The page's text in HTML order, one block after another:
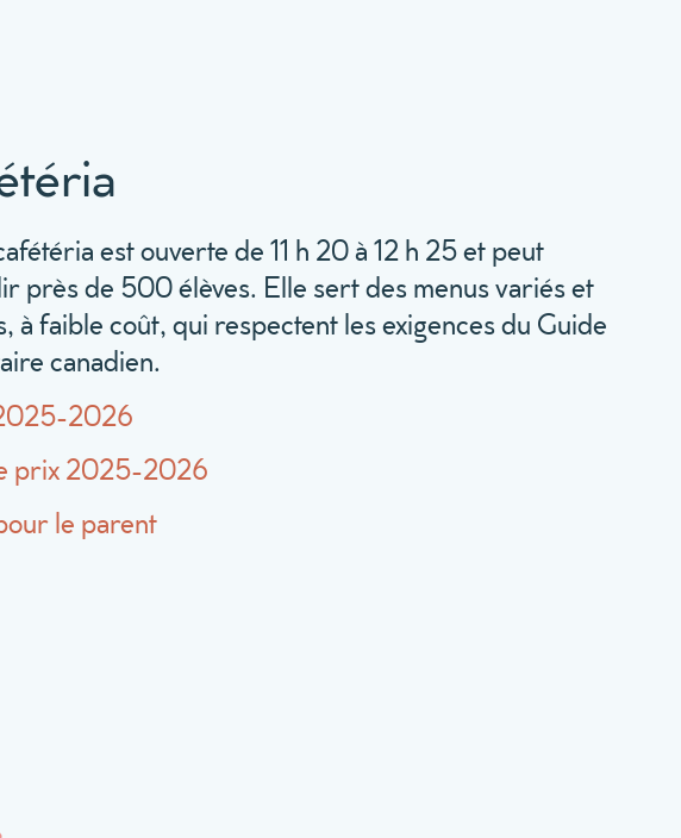
est ouverte de 11 h 20 à 12 h 25 et peut
près de 500 élèves. Elle sert des menus variés et
à faible coût, qui respectent les exigences du Guide
canadien.
2026
prix 2025-2026
le parent